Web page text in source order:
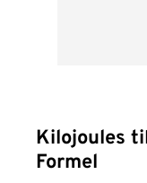
Kilojoules
Formel